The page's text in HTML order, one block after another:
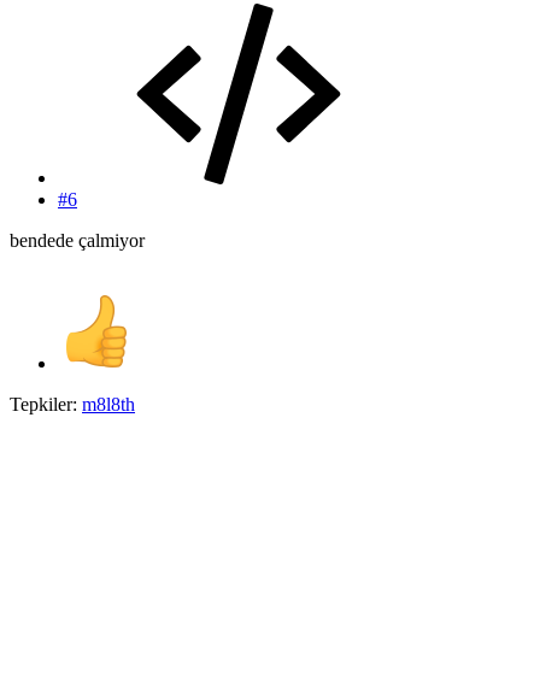
#6
bendede çalmiyor
Tepkiler: m8l8th